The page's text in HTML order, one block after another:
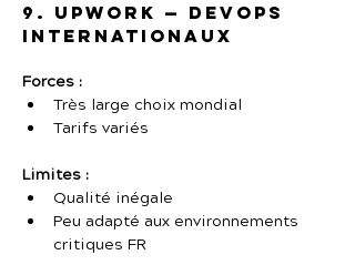
9. Upwork — DevOps
internationaux
Forces :
Très large choix mondial
Tarifs variés
Limites :
Qualité inégale
Peu adapté aux environnements
critiques FR